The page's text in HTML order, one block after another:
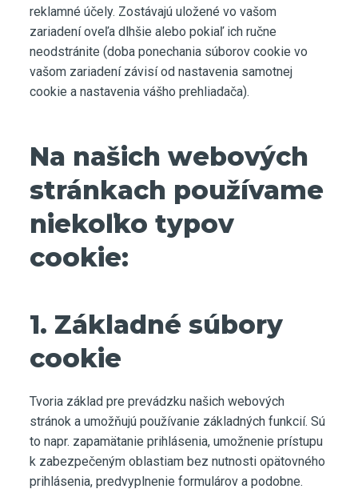
reklamné účely. Zostávajú uložené vo vašom
zariadení oveľa dlhšie alebo pokiaľ ich ručne
neodstránite (doba ponechania súborov cookie vo
vašom zariadení závisí od nastavenia samotnej
cookie a nastavenia vášho prehliadača).
Na našich webových
stránkach používame
niekoľko typov
cookie:
1. Základné súbory
cookie
Tvoria základ pre prevádzku našich webových
stránok a umožňujú používanie základných funkcií. Sú
to napr. zapamätanie prihlásenia, umožnenie prístupu
k zabezpečeným oblastiam bez nutnosti opätovného
prihlásenia, predvyplnenie formulárov a podobne.